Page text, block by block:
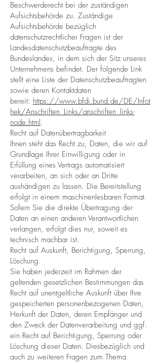
Beschwerderecht bei der zuständigen
Aufsichtsbehörde zu. Zuständige
Aufsichtsbehörde bezüglich
datenschutzrechtlicher Fragen ist der
Landesdatenschutzbeauftragte des
Bundeslandes, in dem sich der Sitz unseres
Unternehmens befindet. Der folgende Link
stellt eine Liste der Datenschutzbeauftragten
sowie deren Kontaktdaten
bereit: https://www.bfdi.bund.de/DE/Infot
hek/Anschriften_Links/anschriften_links-
node.html.
Recht auf Datenübertragbarkeit
Ihnen steht das Recht zu, Daten, die wir auf
Grundlage Ihrer Einwilligung oder in
Erfüllung eines Vertrags automatisiert
verarbeiten, an sich oder an Dritte
aushändigen zu lassen. Die Bereitstellung
erfolgt in einem maschinenlesbaren Format.
Sofern Sie die direkte Übertragung der
Daten an einen anderen Verantwortlichen
verlangen, erfolgt dies nur, soweit es
technisch machbar ist.
Recht auf Auskunft, Berichtigung, Sperrung,
Löschung
Sie haben jederzeit im Rahmen der
geltenden gesetzlichen Bestimmungen das
Recht auf unentgeltliche Auskunft über Ihre
gespeicherten personenbezogenen Daten,
Herkunft der Daten, deren Empfänger und
den Zweck der Datenverarbeitung und ggf.
ein Recht auf Berichtigung, Sperrung oder
Löschung dieser Daten. Diesbezüglich und
auch zu weiteren Fragen zum Thema